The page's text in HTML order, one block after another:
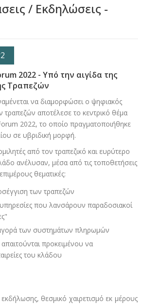
/ Εκδηλώσεις -
2022 - Υπό την αιγίδα της
Τραπεζών
να διαμορφώσει ο ψηφιακός
τραπεζών αποτέλεσε το κεντρικό θέμα
2022, το οποίο πραγματοποιήθηκε
σε υβριδική μορφή.
από τον τραπεζικό και ευρύτερο
ανέλυσαν, μέσα από τις τοποθετήσεις
θεματικές:
των τραπεζών
που λανσάρουν παραδοσιακοί
των συστημάτων πληρωμών
προκειμένου να
του κλάδου
θεσμικό χαιρετισμό εκ μέρους